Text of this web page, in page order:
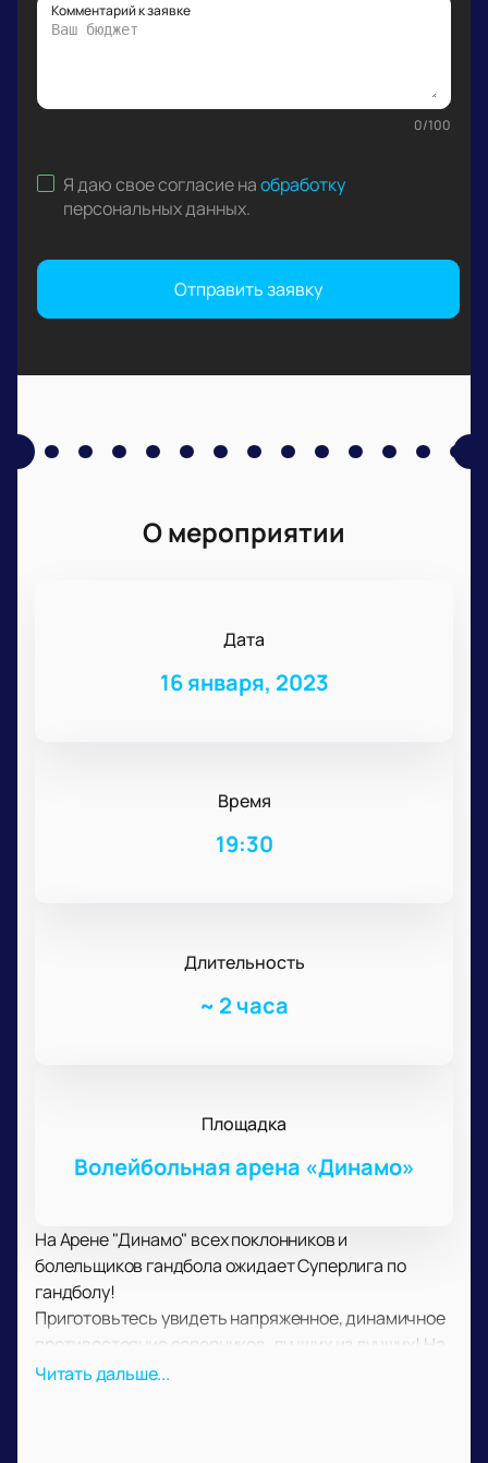
Комментарий к заявке
0/100
Я даю свое согласие наобработку
персональных данных.
Отправить заявку
О мероприятии
Дата
16 января, 2023
Время
19:30
Длительность
~ 2 часа
Площадка
Волейбольная арена «Динамо»
На Арене "Динамо" всех поклонников и
болельщиков гандбола ожидает Суперлига по
гандболу!
Приготовьтесь увидеть напряженное, динамичное
противостояние соперников, лучших из лучших! На
ваших глазах участники поединка сойдутся в
Читать дальше...